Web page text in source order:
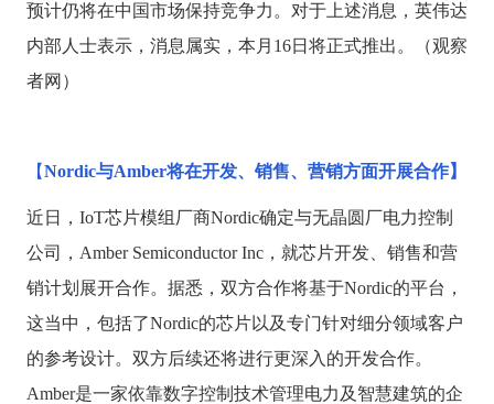
预计仍将在中国市场保持竞争力。对于上述消息，英伟达
内部人士表示，消息属实，本月16日将正式推出。（观察
者网）
【Nordic与Amber将在开发、销售、营销方面开展合作】
近日， IoT芯片模组厂商Nordic确定与无晶圆厂电力控制
公司，Amber Semiconductor Inc，就芯片开发、销售和营
销计划展开合作。据悉，双方合作将基于Nordic的平台，
这当中，包括了Nordic的芯片以及专门针对细分领域客户
的参考设计。双方后续还将进行更深入的开发合作。
Amber是一家依靠数字控制技术管理电力及智慧建筑的企